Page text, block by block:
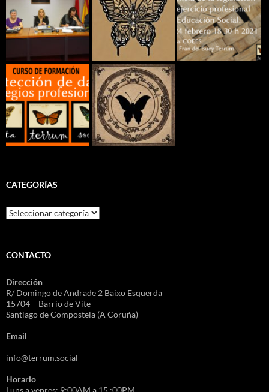
CATEGORÍAS
Categorías
CONTACTO
Dirección
R/ Domingo de Andrade 2 Baixo Esquerda
15704 – Barrio de Vite
Santiago de Compostela (A Coruña)
Email
info@terrum.social
Horario